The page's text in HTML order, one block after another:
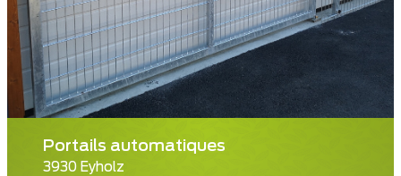
Portails automatiques
3930 Eyholz